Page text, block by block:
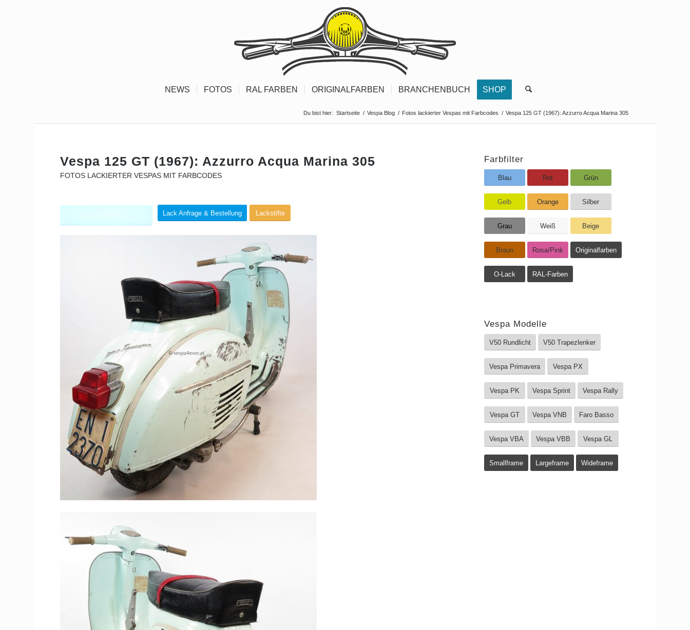
NEWS FOTOS RAL FARBEN ORIGINALFARBEN BRANCHENBUCH SHOP
Du bist hier: Startseite / Vespa Blog / Fotos lackierter Vespas mit Farbcodes / Vespa 125 GT (1967): Azzurro Acqua Marina 305
Vespa 125 GT (1967): Azzurro Acqua Marina 305
FOTOS LACKIERTER VESPAS MIT FARBCODES
Lack Anfrage & Bestellung Lackstifte
Farbfilter
Blau Rot Grün
Gelb Orange Silber
Grau Weiß Beige
Braun Rosa/Pink Originalfarben
O-Lack RAL-Farben
Vespa Modelle
V50 Rundlicht V50 Trapezlenker
Vespa Primavera Vespa PX
Vespa PK Vespa Sprint Vespa Rally
Vespa GT Vespa VNB Faro Basso
Vespa VBA Vespa VBB Vespa GL
Smallframe Largeframe Wideframe